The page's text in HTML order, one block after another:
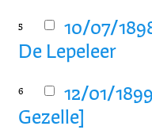
5
10/07/
De Lepeleer
6
12/01/
Gezelle]